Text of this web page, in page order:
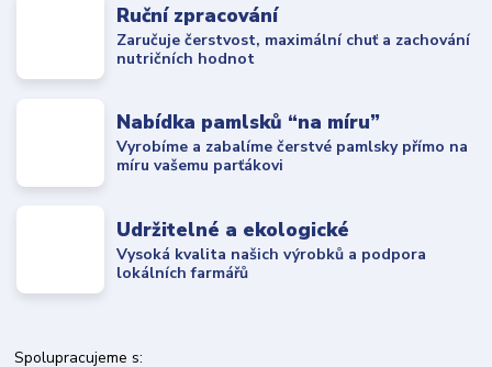
Ruční zpracování
Zaručuje čerstvost, maximální chuť a zachování
nutričních hodnot
Nabídka pamlsků “na míru”
Vyrobíme a zabalíme čerstvé pamlsky přímo na
míru vašemu parťákovi
Udržitelné a ekologické
Vysoká kvalita našich výrobků a podpora
lokálních farmářů
Spolupracujeme s: